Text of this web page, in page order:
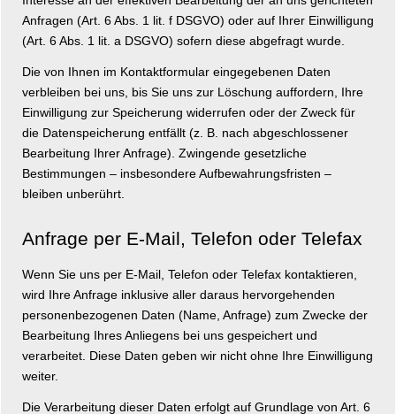
Anfragen (Art. 6 Abs. 1 lit. f DSGVO) oder auf Ihrer Einwilligung
(Art. 6 Abs. 1 lit. a DSGVO) sofern diese abgefragt wurde.
Die von Ihnen im Kontaktformular eingegebenen Daten
verbleiben bei uns, bis Sie uns zur Löschung auffordern, Ihre
Einwilligung zur Speicherung widerrufen oder der Zweck für
die Datenspeicherung entfällt (z. B. nach abgeschlossener
Bearbeitung Ihrer Anfrage). Zwingende gesetzliche
Bestimmungen – insbesondere Aufbewahrungsfristen –
bleiben unberührt.
Anfrage per E-Mail, Telefon oder Telefax
Wenn Sie uns per E-Mail, Telefon oder Telefax kontaktieren,
wird Ihre Anfrage inklusive aller daraus hervorgehenden
personenbezogenen Daten (Name, Anfrage) zum Zwecke der
Bearbeitung Ihres Anliegens bei uns gespeichert und
verarbeitet. Diese Daten geben wir nicht ohne Ihre Einwilligung
weiter.
Die Verarbeitung dieser Daten erfolgt auf Grundlage von Art. 6